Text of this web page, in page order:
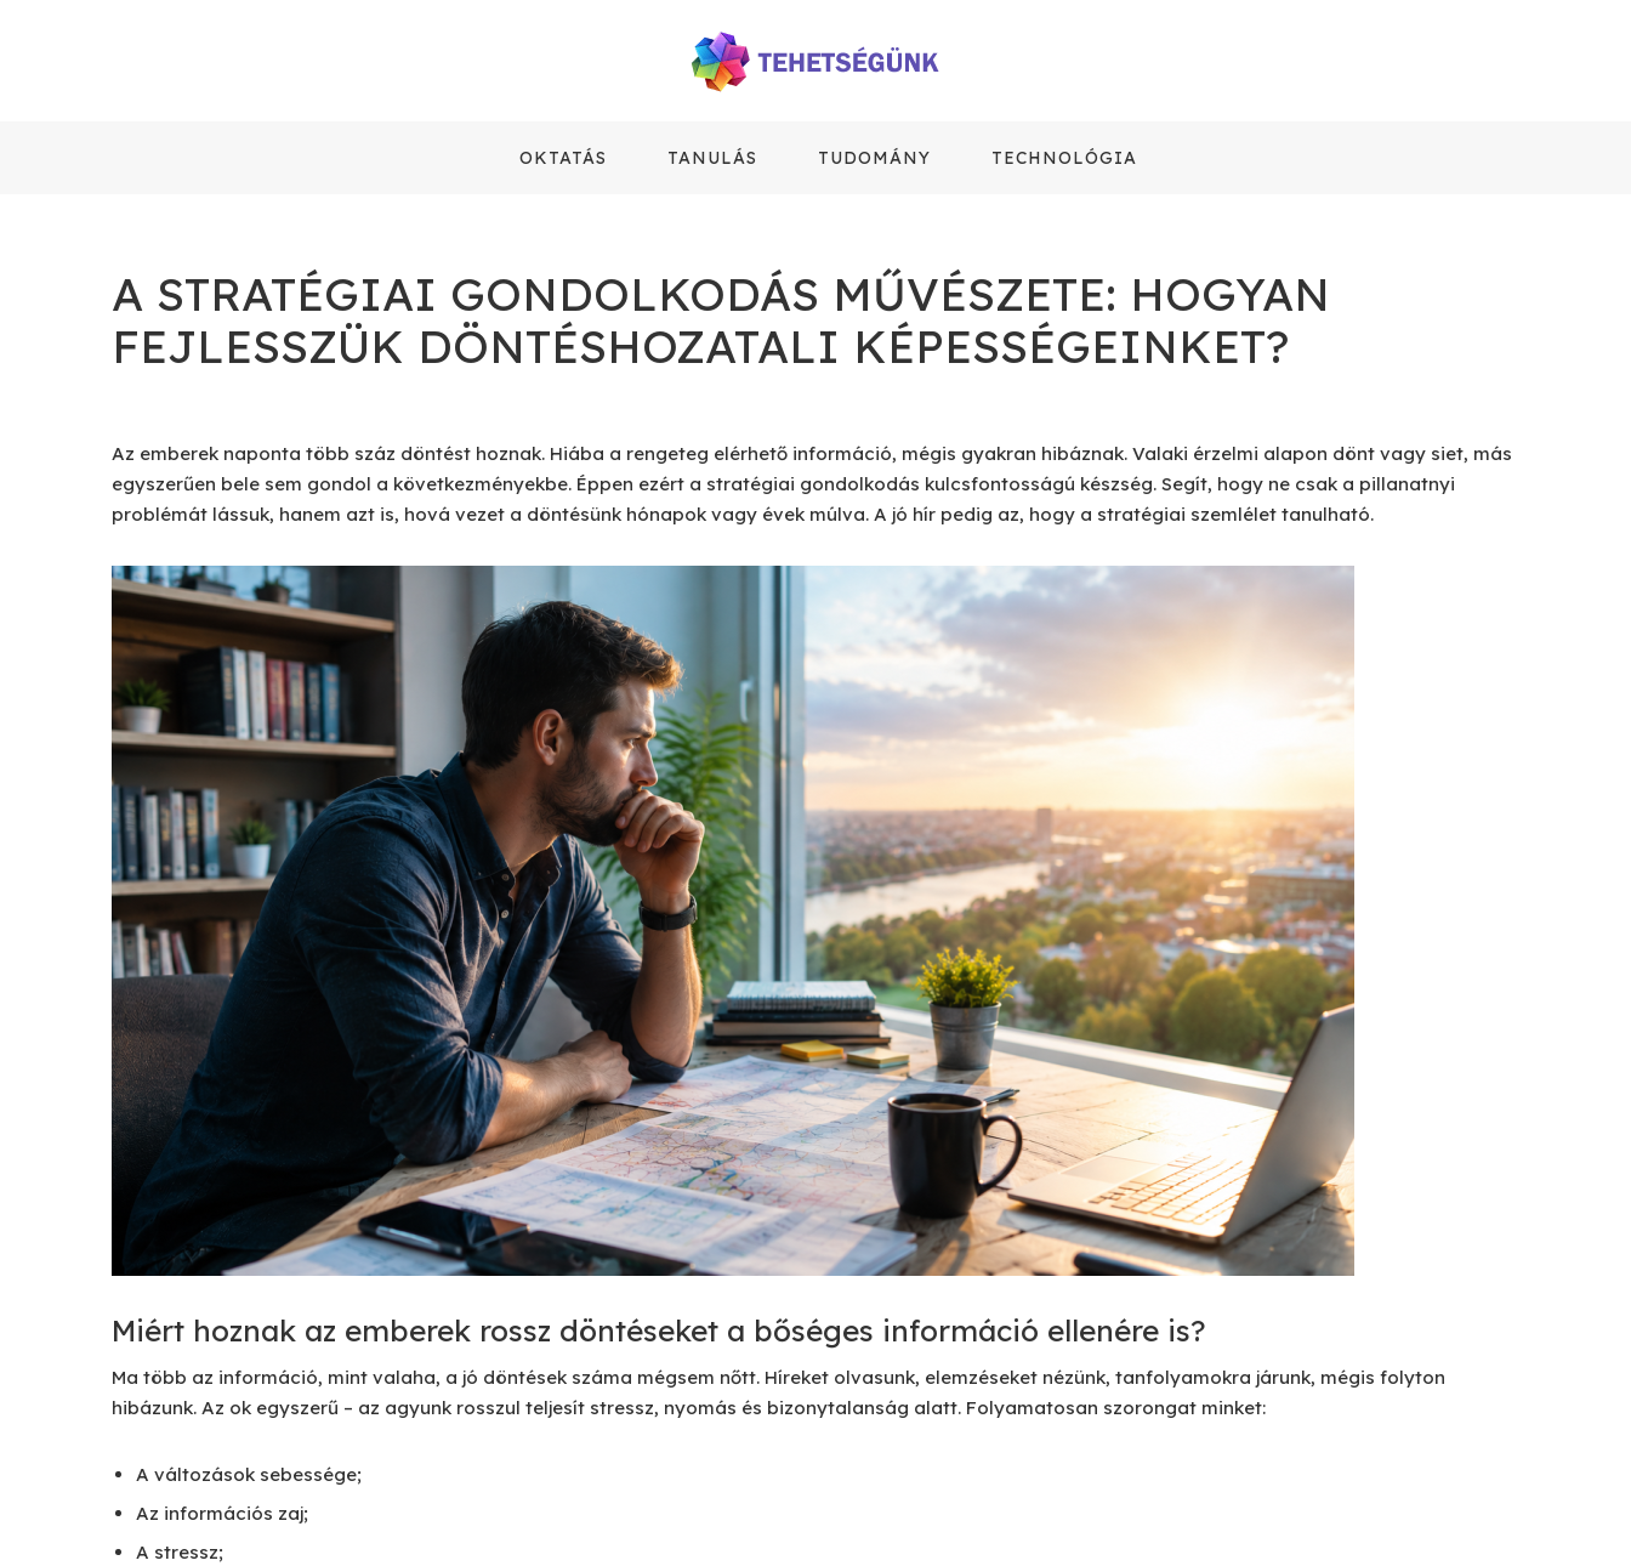
OKTATÁS TANULÁS TUDOMÁNY TECHNOLÓGIA
A STRATÉGIAI GONDOLKODÁS MŰVÉSZETE: HOGYAN
FEJLESSZÜK DÖNTÉSHOZATALI KÉPESSÉGEINKET?
Az emberek naponta több száz döntést hoznak. Hiába a rengeteg elérhető információ, mégis gyakran hibáznak. Valaki érzelmi alapon dönt vagy siet, más
egyszerűen bele sem gondol a következményekbe. Éppen ezért a stratégiai gondolkodás kulcsfontosságú készség. Segít, hogy ne csak a pillanatnyi
problémát lássuk, hanem azt is, hová vezet a döntésünk hónapok vagy évek múlva. A jó hír pedig az, hogy a stratégiai szemlélet tanulható.
Miért hoznak az emberek rossz döntéseket a bőséges információ ellenére is?
Ma több az információ, mint valaha, a jó döntések száma mégsem nőtt. Híreket olvasunk, elemzéseket nézünk, tanfolyamokra járunk, mégis folyton
hibázunk. Az ok egyszerű – az agyunk rosszul teljesít stressz, nyomás és bizonytalanság alatt. Folyamatosan szorongat minket:
A változások sebessége;
Az információs zaj;
A stressz;